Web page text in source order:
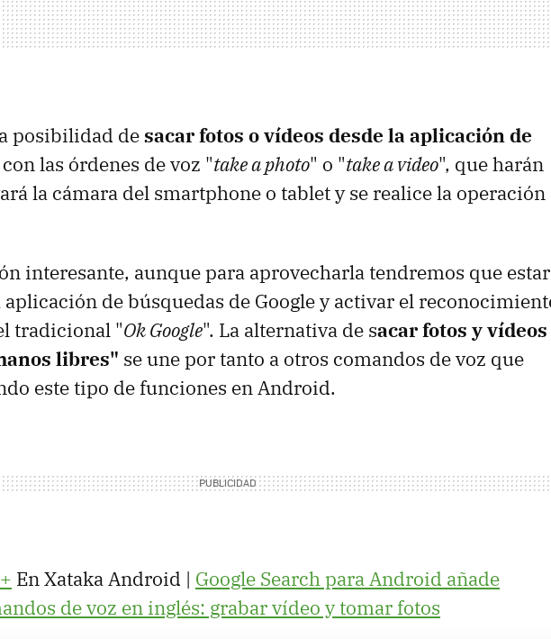
posibilidad desacar fotos o vídeos desde la aplicación de
con las órdenes de voz "take a photo" o "take a video", que harán
la cámara del smartphone o tablet y se realice la operación
interesante, aunque para aprovecharla tendremos que estar
de búsquedas de Google y activar el
tradicional "Ok Google". La alternativa de sacar fotos y vídeos
libres" se une por tanto a otros comandos de voz que
este tipo de funciones en Android.
En Xataka Android | Google Search para Android añade
de voz en inglés: grabar vídeo y tomar fotos